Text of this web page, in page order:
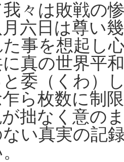
々は敗戦の
月六日は尊い
た事を想起し
真の世界平
委（くわ）
ら枚数に制
拙なく意の
い真実の記